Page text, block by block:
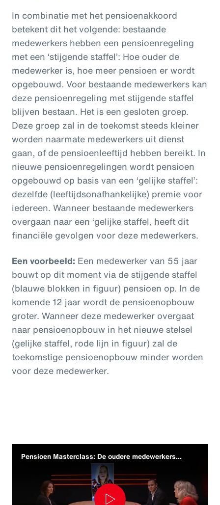
In combinatie met het pensioenakkoord
betekent dit het volgende: bestaande
medewerkers hebben een pensioenregeling
met een ‘stijgende staffel’: Hoe ouder de
medewerker is, hoe meer pensioen er wordt
opgebouwd. Voor bestaande medewerkers kan
deze pensioenregeling met stijgende staffel
blijven bestaan. Het is een gesloten groep.
Deze groep zal in de toekomst steeds kleiner
worden naarmate medewerkers uit dienst
gaan, of de pensioenleeftijd hebben bereikt. In
nieuwe pensioenregelingen wordt pensioen
opgebouwd op basis van een ‘gelijke staffel’:
dezelfde (leeftijdsonafhankelijke) premie voor
iedereen. Wanneer bestaande medewerkers
overgaan naar een ‘gelijke staffel, heeft dit
financiële gevolgen voor deze medewerkers.
Een voorbeeld: Een medewerker van 55 jaar
bouwt op dit moment via de stijgende staffel
(blauwe blokken in figuur) pensioen op. In de
komende 12 jaar wordt de pensioenopbouw
groter. Wanneer deze medewerker overgaat
naar pensioenopbouw in het nieuwe stelsel
(gelijke staffel, rode lijn in figuur) zal de
toekomstige pensioenopbouw minder worden
voor deze medewerker.
Pensioen Masterclass: De oudere medewerkers...